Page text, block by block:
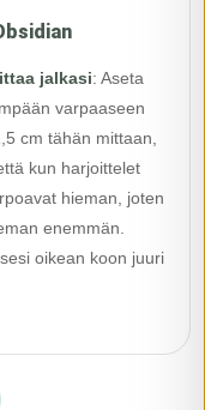
jalkasi: Aseta
varpaaseen
cm tähän mittaan,
kun harjoittelet
hieman, joten
enemmän.
oikean koon juuri